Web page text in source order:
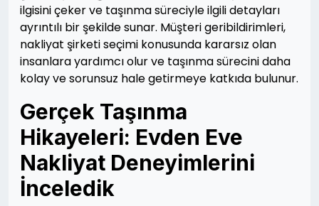
ilgisini çeker ve taşınma süreciyle ilgili detayları
ayrıntılı bir şekilde sunar. Müşteri geribildirimleri,
nakliyat şirketi seçimi konusunda kararsız olan
insanlara yardımcı olur ve taşınma sürecini daha
kolay ve sorunsuz hale getirmeye katkıda bulunur.
Gerçek Taşınma
Hikayeleri: Evden Eve
Nakliyat Deneyimlerini
İnceledik